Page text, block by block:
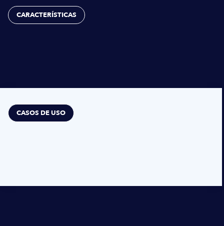
CARACTERÍSTICAS
CASOS DE USO